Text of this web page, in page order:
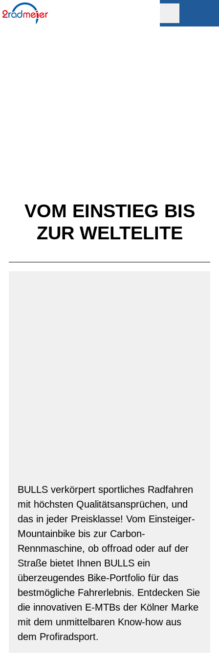
VOM EINSTIEG BIS
ZUR WELTELITE
BULLS verkörpert sportliches Radfahren
mit höchsten Qualitätsansprüchen, und
das in jeder Preisklasse! Vom Einsteiger-
Mountainbike bis zur Carbon-
Rennmaschine, ob offroad oder auf der
Straße bietet Ihnen BULLS ein
überzeugendes Bike-Portfolio für das
bestmögliche Fahrerlebnis. Entdecken Sie
die innovativen E-MTBs der Kölner Marke
mit dem unmittelbaren Know-how aus
dem Profiradsport.